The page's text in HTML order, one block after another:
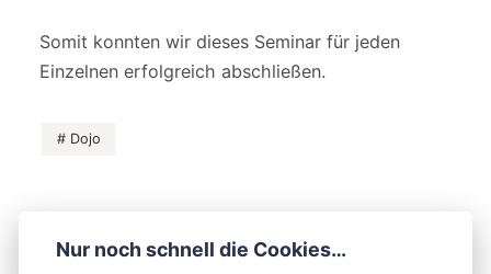
Somit konnten wir dieses Seminar für jeden
Einzelnen erfolgreich abschließen.
Dojo
Nur noch schnell die Cookies…